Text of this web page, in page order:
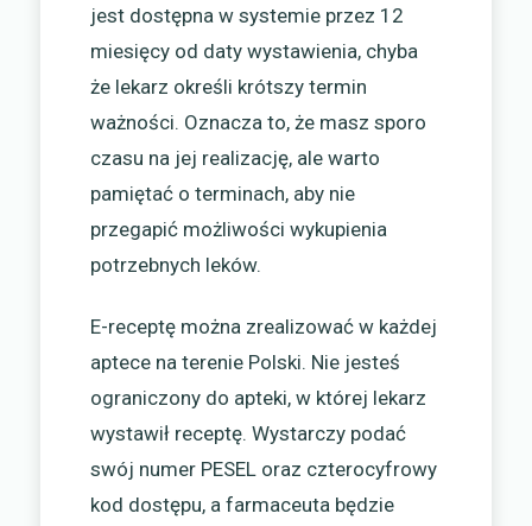
jest dostępna w systemie przez 12
miesięcy od daty wystawienia, chyba
że lekarz określi krótszy termin
ważności. Oznacza to, że masz sporo
czasu na jej realizację, ale warto
pamiętać o terminach, aby nie
przegapić możliwości wykupienia
potrzebnych leków.
E-receptę można zrealizować w każdej
aptece na terenie Polski. Nie jesteś
ograniczony do apteki, w której lekarz
wystawił receptę. Wystarczy podać
swój numer PESEL oraz czterocyfrowy
kod dostępu, a farmaceuta będzie